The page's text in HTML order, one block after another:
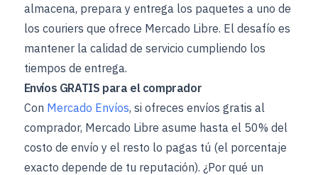
almacena, prepara y entrega los paquetes a uno de
los couriers que ofrece Mercado Libre. El desafío es
mantener la calidad de servicio cumpliendo los
tiempos de entrega.
Envíos GRATIS para el comprador
Con Mercado Envíos, si ofreces envíos gratis al
comprador, Mercado Libre asume hasta el 50% del
costo de envío y el resto lo pagas tú (el porcentaje
exacto depende de tu reputación). ¿Por qué un